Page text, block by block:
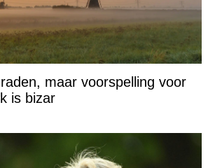
maar voorspelling voor
is bizar